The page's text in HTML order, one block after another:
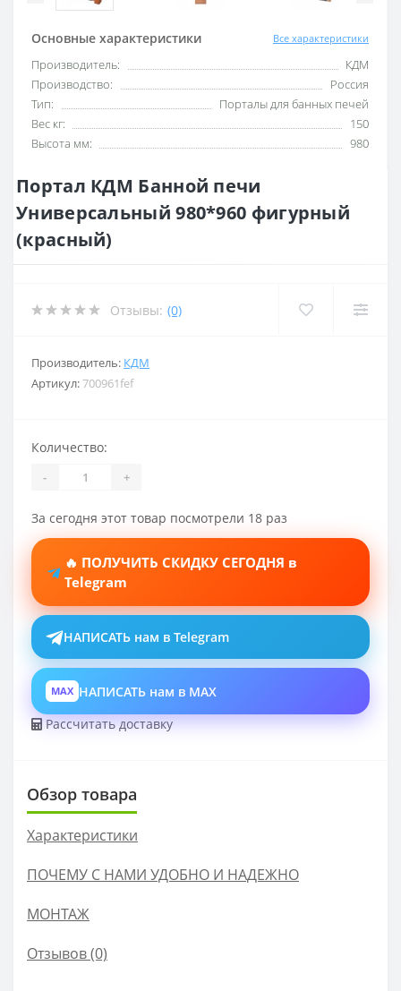
Основные характеристики Все характеристики
Производитель:
КДМ
Производство:
Россия
Тип:
Порталы для банных печей
Вес кг:
150
Высота мм:
980
Портал КДМ Банной печи
Универсальный 980*960 фигурный
(красный)
Отзывы: (0)
Производитель: КДМ
Артикул:700961fef
Количество:
- +
За сегодня этот товар посмотрели 18 раз
🔥 ПОЛУЧИТЬ СКИДКУ СЕГОДНЯ в
Telegram
НАПИСАТЬ нам в Telegram
MAX НАПИСАТЬ нам в MAX
Рассчитать доставку
Обзор товара
Характеристики
ПОЧЕМУ С НАМИ УДОБНО И НАДЕЖНО
МОНТАЖ
Отзывов (0)